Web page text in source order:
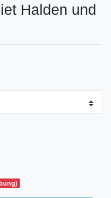
Halden und